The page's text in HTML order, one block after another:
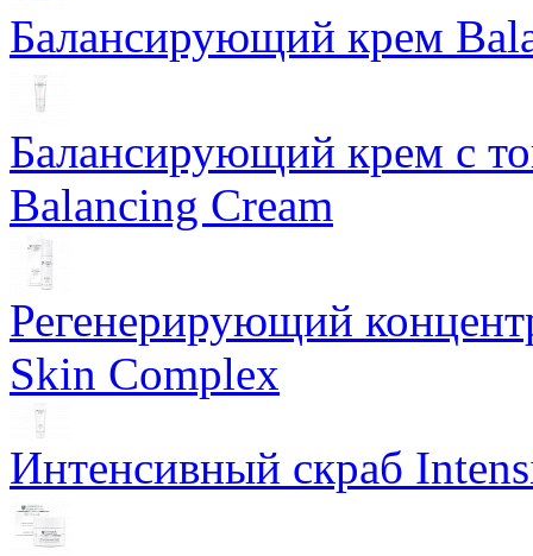
Балансирующий крем
Балансирующий крем с
Balancing Cream
Регенерирующий
Skin Complex
Интенсивный скраб